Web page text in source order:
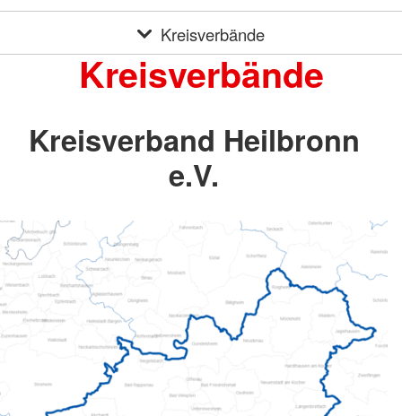
Kreisverbände
Kreisverbände
Kreisverband Heilbronn
e.V.